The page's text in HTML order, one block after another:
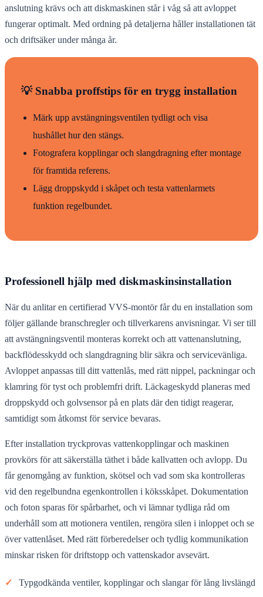
anslutning krävs och att diskmaskinen står i våg så att avloppet
fungerar optimalt. Med ordning på detaljerna håller installationen tät
och driftsäker under många år.
💡 Snabba proffstips för en trygg installation
Märk upp avstängningsventilen tydligt och visa
hushållet hur den stängs.
Fotografera kopplingar och slangdragning efter montage
för framtida referens.
Lägg droppskydd i skåpet och testa vattenlarmets
funktion regelbundet.
Professionell hjälp med diskmaskinsinstallation
När du anlitar en certifierad VVS-montör får du en installation som
följer gällande branschregler och tillverkarens anvisningar. Vi ser till
att avstängningsventil monteras korrekt och att vattenanslutning,
backflödesskydd och slangdragning blir säkra och servicevänliga.
Avloppet anpassas till ditt vattenlås, med rätt nippel, packningar och
klamring för tyst och problemfri drift. Läckageskydd planeras med
droppskydd och golvsensor på en plats där den tidigt reagerar,
samtidigt som åtkomst för service bevaras.
Efter installation tryckprovas vattenkopplingar och maskinen
provkörs för att säkerställa täthet i både kallvatten och avlopp. Du
får genomgång av funktion, skötsel och vad som ska kontrolleras
vid den regelbundna egenkontrollen i köksskåpet. Dokumentation
och foton sparas för spårbarhet, och vi lämnar tydliga råd om
underhåll som att motionera ventilen, rengöra silen i inloppet och se
över vattenlåset. Med rätt förberedelser och tydlig kommunikation
minskar risken för driftstopp och vattenskador avsevärt.
✓ Typgodkända ventiler, kopplingar och slangar för lång livslängd